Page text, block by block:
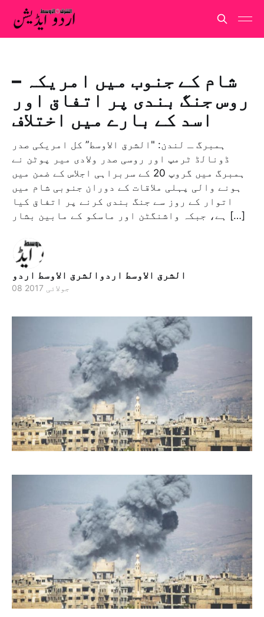
شام کے جنوب میں امریکہ –
روس جنگ بندی پر اتفاق اور
اسد کے بارے میں اختلاف
ہمبرگ ـ لندن: "الشرق الاوسط” کل امریکی صدر
ڈونالڈ ٹرمپ اور روسی صدر ولادی میر پوٹن نے
ہمبرگ میں گروپ 20 کے سربراہی اجلاس کے ضمن میں
ہونے والی پہلی ملاقات کے دوران جنوبی شام میں
اتوار کے روز سے جنگ بندی کرنے پر اتفاق کیا
ہے، جبکہ واشنگٹن اور ماسکو کے مابین بشار […]
الشرق الاوسط اردوالشرق الاوسط اردو
08 جولائی 2017